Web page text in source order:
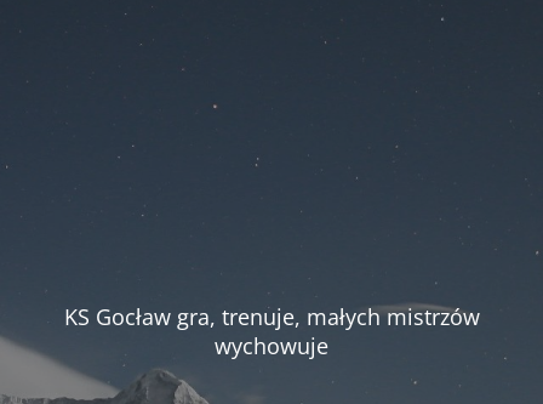
KS Gocław gra, trenuje, małych mistrzów
wychowuje